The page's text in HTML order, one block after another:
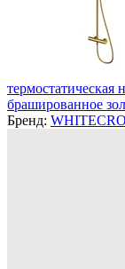
брашированное
Бренд: